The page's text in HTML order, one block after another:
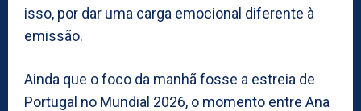
isso, por dar uma carga emocional diferente à
emissão.
Ainda que o foco da manhã fosse a estreia de
Portugal no Mundial 2026, o momento entre Ana